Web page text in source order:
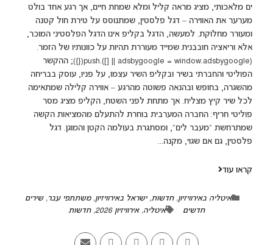
ים מלאכותי, מציג מראה קליל ומלא שמחת חיים, אך רגע אחד בולט
מערער את האווירה – דגל פלסטין, שמתנוסס על טירת חול קטנה
ומעורר מחלוקת. למעשה, הדגל בקליפ אינו הדגל הפלסטיני המוכר,
אלא וריאציה חובבנית שמייד מעוררת תהיות על כוונותיו של הזמר.
(adsbygoogle = window.adsbygoogle || []).push({}); ההקשר
הפוליטי והחברתי בשיר ובקליפ השיר עצמו, על פניו, עוסק בבריחה
מהשגרה, בחופש ובהנאה פשוטה מהרגע – אווירה קלילה שמתאימה
לכל שיר קיץ מצליח. אך מתחת לפני השטח, הקליפ מציג מסר
פוליטי חריף: החברה המערבית בוחרת להתעלם מהמציאות הקשה
שמתרחשת "מעבר לים", ומסתגרת בעולמה הקטן והמוגן. דגל
פלסטין, גם אם שגוי, מקנה...
קראו עוד
איטליה באירוויזיון,חדשות,ישראל באירוויזיון,משתתפי עבר,שירים
חדשים
איטליה,אירוויזיון 2026 ,חדשות